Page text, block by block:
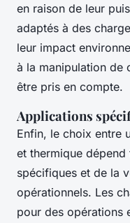
en raison de leur
adaptés à des
leur impact
à la manipulation de
être pris en compte.
Applications
Enfin, le choix entre
et thermique
spécifiques et de la
opérationnels. Les
pour des opérations